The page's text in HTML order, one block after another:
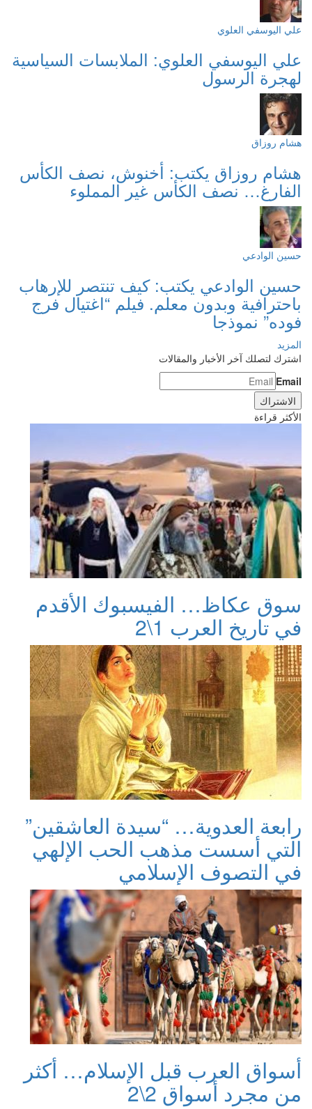
علي اليوسفي العلوي
علي اليوسفي العلوي: الملابسات السياسية
لهجرة الرسول
هشام روزاق
هشام روزاق يكتب: أخنوش، نصف الكأس
الفارغ… نصف الكأس غير المملوء
حسين الوادعي
حسين الوادعي يكتب: كيف تنتصر للإرهاب
باحترافية وبدون معلم. فيلم “اغتيال فرج
فوده” نموذجا
المزيد
اشترك لتصلك آخر الأخبار والمقالات
Email
الأكثر قراءة
سوق عكاظ… الفيسبوك الأقدم
في تاريخ العرب 1\2
رابعة العدوية… “سيدة العاشقين”
التي أسست مذهب الحب الإلهي
في التصوف الإسلامي
أسواق العرب قبل الإسلام… أكثر
من مجرد أسواق 2\2